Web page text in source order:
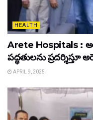
HEALTH
Arete Hospitals :
పద్ధతులను
APRIL 9, 2025